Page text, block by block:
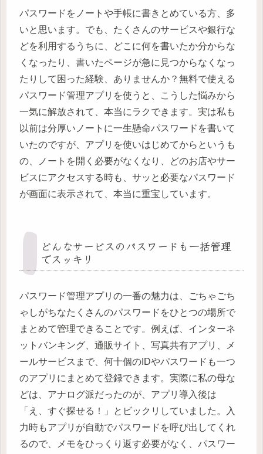
パスワードをノートや手帳に書きとめている方、多
いと思います。でも、たくさんのサービスや銀行な
どを利用するうちに、どこに何を書いたか分からな
くなったり、書いたページが急に見つからなくなっ
たりして困った経験、ありませんか？無料で使える
パスワード管理アプリを使うと、こうした悩みから
一気に解放されて、本当にラクできます。実は私も
以前は分厚いノートに一生懸命パスワードを書いて
いたのですが、アプリを使いはじめてからというも
の、ノートを開く必要がなくなり、どのお店やサー
ビスにアクセスする時も、サッと必要なパスワード
が画面に表示されて、本当に重宝しています。
どんなサービスのパスワードも一括管理
でスッキリ
パスワード管理アプリの一番の魅力は、ごちゃごち
ゃしがちなたくさんのパスワードをひとつの場所で
まとめて管理できることです。例えば、インターネ
ットバンキング、通販サイト、写真共有アプリ、メ
ールサービスまで、何十個のIDやパスワードも一つ
のアプリにまとめて登録できます。実際に私の母な
どは、アナログ派だったのが、アプリ導入後は
「え、すぐ探せる！」とビックリしていました。入
力時もアプリが自動でパスワードを呼び出してくれ
るので、メモをひっくり返す必要がなく、パスワー